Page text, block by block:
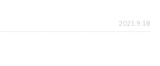
2021.9.18